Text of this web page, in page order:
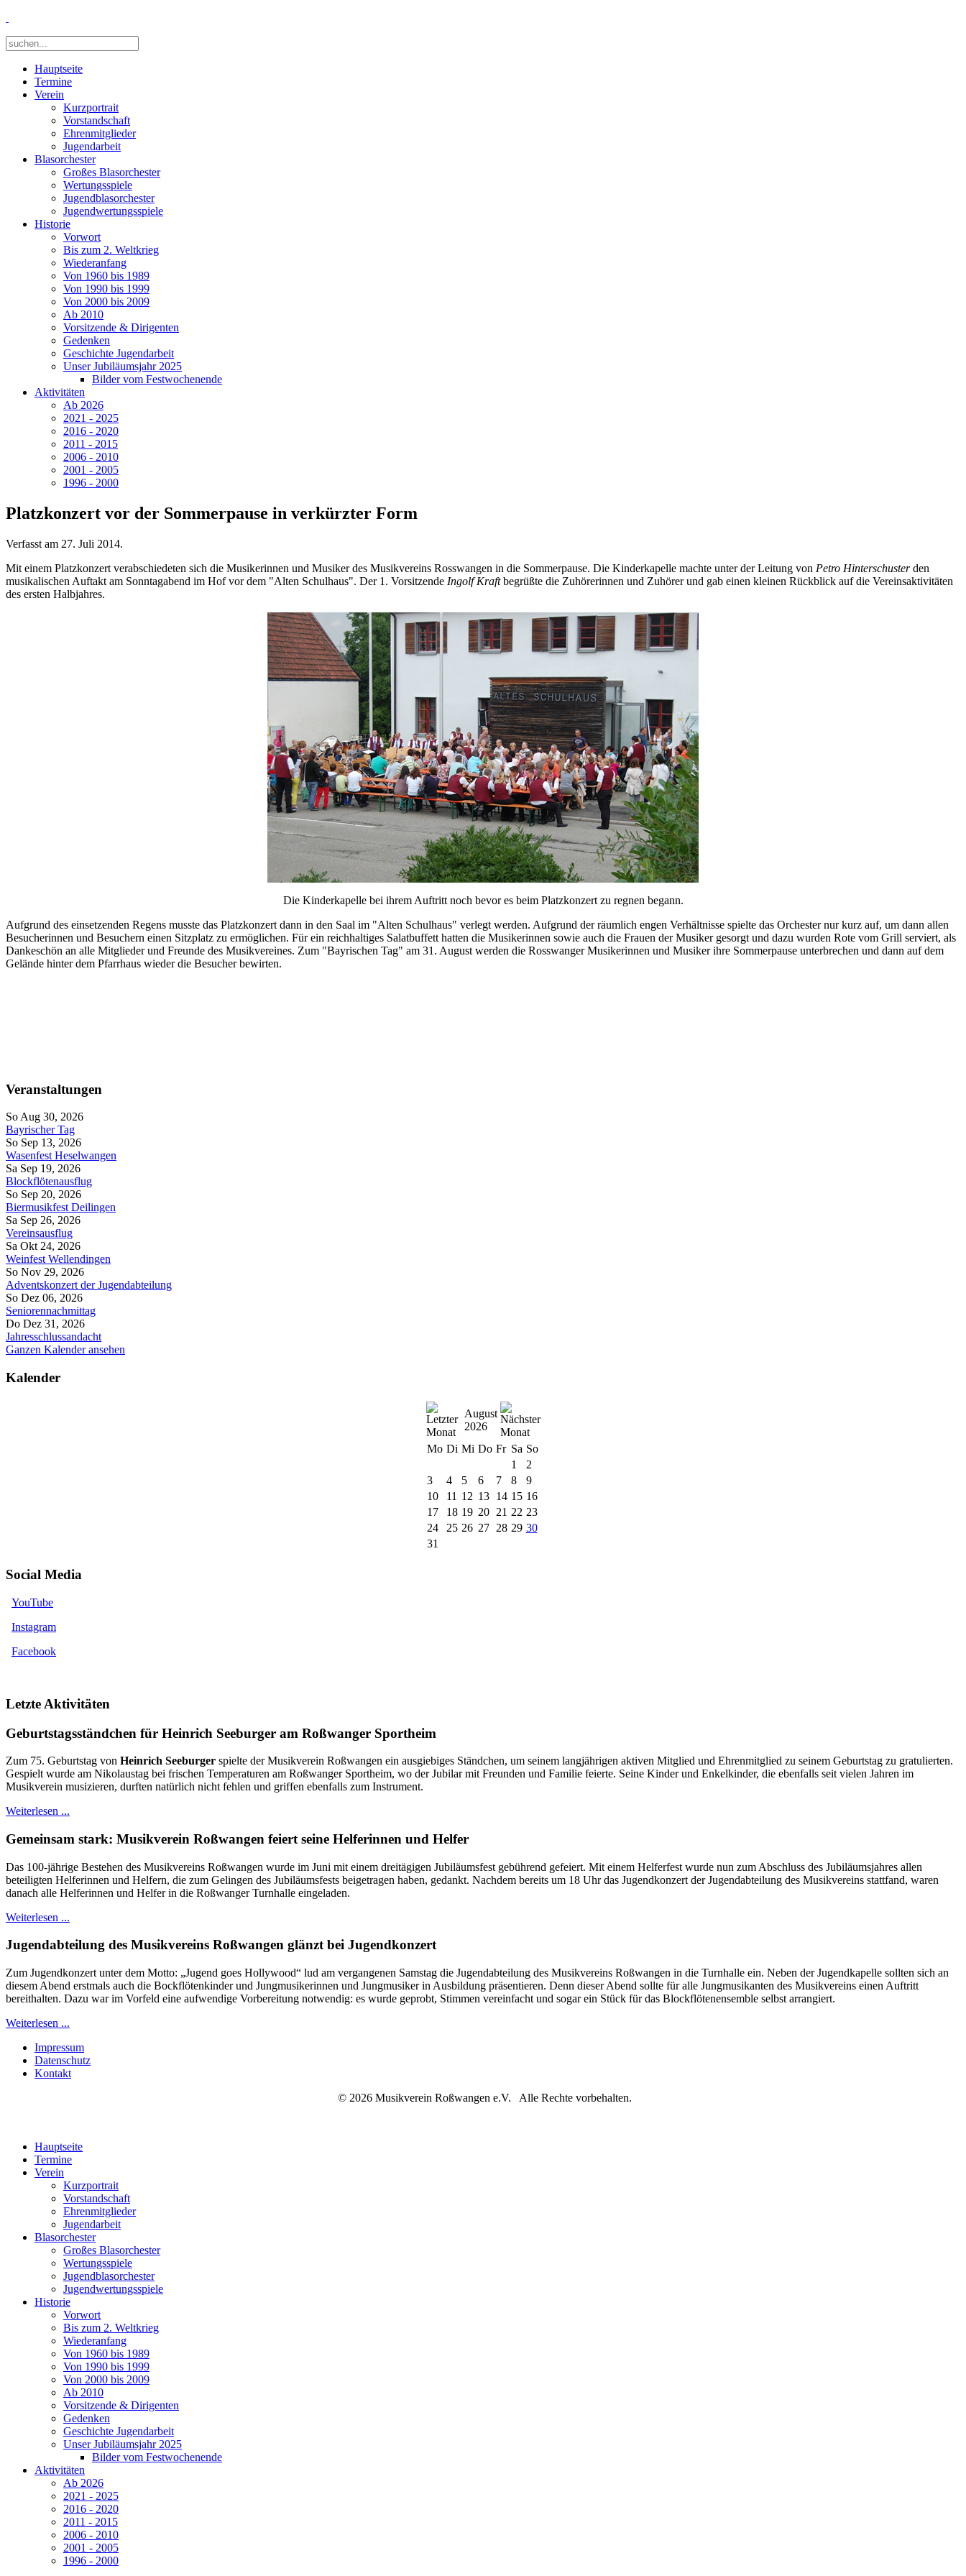
Hauptseite
Termine
Verein
Kurzportrait
Vorstandschaft
Ehrenmitglieder
Jugendarbeit
Blasorchester
Großes Blasorchester
Wertungsspiele
Jugendblasorchester
Jugendwertungsspiele
Historie
Vorwort
Bis zum 2. Weltkrieg
Wiederanfang
Von 1960 bis 1989
Von 1990 bis 1999
Von 2000 bis 2009
Ab 2010
Vorsitzende & Dirigenten
Gedenken
Geschichte Jugendarbeit
Unser Jubiläumsjahr 2025
Bilder vom Festwochenende
Aktivitäten
Ab 2026
2021 - 2025
2016 - 2020
2011 - 2015
2006 - 2010
2001 - 2005
1996 - 2000
Platzkonzert vor der Sommerpause in verkürzter Form
Verfasst am 27. Juli 2014.
Mit einem Platzkonzert verabschiedeten sich die Musikerinnen und Musiker des Musikvereins Rosswangen in die Sommerpause. Die Kinderkapelle machte unter der Leitung von Petro Hinterschusterden
musikalischen Auftakt am Sonntagabend im Hof vor dem "Alten Schulhaus". Der 1. Vorsitzende Ingolf Kraftbegrüßte die Zuhörerinnen und Zuhörer und gab einen kleinen Rückblick auf die Vereinsaktivitäten
des ersten Halbjahres.
Die Kinderkapelle bei ihrem Auftritt noch bevor es beim Platzkonzert zu regnen begann.
Aufgrund des einsetzenden Regens musste das Platzkonzert dann in den Saal im "Alten Schulhaus" verlegt werden. Aufgrund der räumlich engen Verhältnisse spielte das Orchester nur kurz auf, um dann allen
Besucherinnen und Besuchern einen Sitzplatz zu ermöglichen. Für ein reichhaltiges Salatbuffett hatten die Musikerinnen sowie auch die Frauen der Musiker gesorgt und dazu wurden Rote vom Grill serviert, als
Dankeschön an alle Mitglieder und Freunde des Musikvereines. Zum "Bayrischen Tag" am 31. August werden die Rosswanger Musikerinnen und Musiker ihre Sommerpause unterbrechen und dann auf dem
Gelände hinter dem Pfarrhaus wieder die Besucher bewirten.
Veranstaltungen
So Aug 30, 2026
Bayrischer Tag
So Sep 13, 2026
Wasenfest Heselwangen
Sa Sep 19, 2026
Blockflötenausflug
So Sep 20, 2026
Biermusikfest Deilingen
Sa Sep 26, 2026
Vereinsausflug
Sa Okt 24, 2026
Weinfest Wellendingen
So Nov 29, 2026
Adventskonzert der Jugendabteilung
So Dez 06, 2026
Seniorennachmittag
Do Dez 31, 2026
Jahresschlussandacht
Ganzen Kalender ansehen
Kalender
August
2026
Mo Di Mi Do Fr Sa So
1
2
3
4 5 6 7 8
9
10
11 12 13 14 15 16
17
18 19 20 21 22 23
24
25 26 27 28 29 30
31
Social Media
YouTube
Instagram
Facebook
Letzte Aktivitäten
Geburtstagsständchen für Heinrich Seeburger am Roßwanger Sportheim
Zum 75. Geburtstag von Heinrich Seeburger spielte der Musikverein Roßwangen ein ausgiebiges Ständchen, um seinem langjährigen aktiven Mitglied und Ehrenmitglied zu seinem Geburtstag zu gratulierten.
Gespielt wurde am Nikolaustag bei frischen Temperaturen am Roßwanger Sportheim, wo der Jubilar mit Freunden und Familie feierte. Seine Kinder und Enkelkinder, die ebenfalls seit vielen Jahren im
Musikverein musizieren, durften natürlich nicht fehlen und griffen ebenfalls zum Instrument.
Weiterlesen ...
Gemeinsam stark: Musikverein Roßwangen feiert seine Helferinnen und Helfer
Das 100-jährige Bestehen des Musikvereins Roßwangen wurde im Juni mit einem dreitägigen Jubiläumsfest gebührend gefeiert. Mit einem Helferfest wurde nun zum Abschluss des Jubiläumsjahres allen
beteiligten Helferinnen und Helfern, die zum Gelingen des Jubiläumsfests beigetragen haben, gedankt. Nachdem bereits um 18 Uhr das Jugendkonzert der Jugendabteilung des Musikvereins stattfand, waren
danach alle Helferinnen und Helfer in die Roßwanger Turnhalle eingeladen.
Weiterlesen ...
Jugendabteilung des Musikvereins Roßwangen glänzt bei Jugendkonzert
Zum Jugendkonzert unter dem Motto: „Jugend goes Hollywood“ lud am vergangenen Samstag die Jugendabteilung des Musikvereins Roßwangen in die Turnhalle ein. Neben der Jugendkapelle sollten sich an
diesem Abend erstmals auch die Bockflötenkinder und Jungmusikerinnen und Jungmusiker in Ausbildung präsentieren. Denn dieser Abend sollte für alle Jungmusikanten des Musikvereins einen Auftritt
bereithalten. Dazu war im Vorfeld eine aufwendige Vorbereitung notwendig: es wurde geprobt, Stimmen vereinfacht und sogar ein Stück für das Blockflötenensemble selbst arrangiert.
Weiterlesen ...
Impressum
Datenschutz
Kontakt
© 2026 Musikverein Roßwangen e.V. Alle Rechte vorbehalten.
Hauptseite
Termine
Verein
Kurzportrait
Vorstandschaft
Ehrenmitglieder
Jugendarbeit
Blasorchester
Großes Blasorchester
Wertungsspiele
Jugendblasorchester
Jugendwertungsspiele
Historie
Vorwort
Bis zum 2. Weltkrieg
Wiederanfang
Von 1960 bis 1989
Von 1990 bis 1999
Von 2000 bis 2009
Ab 2010
Vorsitzende & Dirigenten
Gedenken
Geschichte Jugendarbeit
Unser Jubiläumsjahr 2025
Bilder vom Festwochenende
Aktivitäten
Ab 2026
2021 - 2025
2016 - 2020
2011 - 2015
2006 - 2010
2001 - 2005
1996 - 2000